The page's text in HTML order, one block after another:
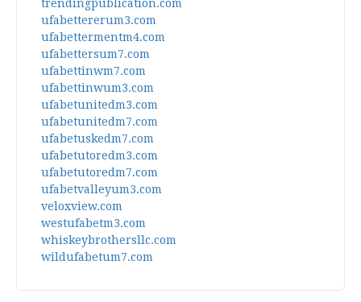
trendingpublication.com
ufabettererum3.com
ufabettermentm4.com
ufabettersum7.com
ufabettinwm7.com
ufabettinwum3.com
ufabetunitedm3.com
ufabetunitedm7.com
ufabetuskedm7.com
ufabetutoredm3.com
ufabetutoredm7.com
ufabetvalleyum3.com
veloxview.com
westufabetm3.com
whiskeybrothersllc.com
wildufabetum7.com